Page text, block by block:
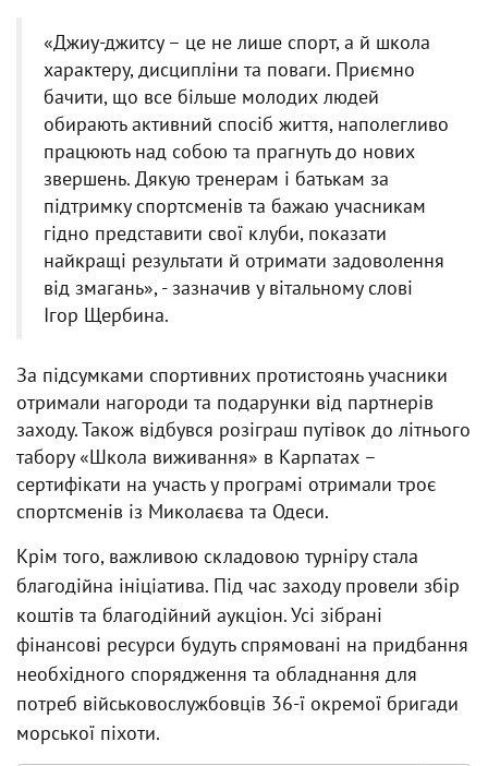
«Джиу-джитсу – це не лише спорт, а й школа
характеру, дисципліни та поваги. Приємно
бачити, що все більше молодих людей
обирають активний спосіб життя, наполегливо
працюють над собою та прагнуть до нових
звершень. Дякую тренерам і батькам за
підтримку спортсменів та бажаю учасникам
гідно представити свої клуби, показати
найкращі результати й отримати задоволення
від змагань», - зазначив у вітальному слові
Ігор Щербина.
За підсумками спортивних протистоянь учасники
отримали нагороди та подарунки від партнерів
заходу. Також відбувся розіграш путівок до літнього
табору «Школа виживання» в Карпатах –
сертифікати на участь у програмі отримали троє
спортсменів із Миколаєва та Одеси.
Крім того, важливою складовою турніру стала
благодійна ініціатива. Під час заходу провели збір
коштів та благодійний аукціон. Усі зібрані
фінансові ресурси будуть спрямовані на придбання
необхідного спорядження та обладнання для
потреб військовослужбовців 36-ї окремої бригади
морської піхоти.